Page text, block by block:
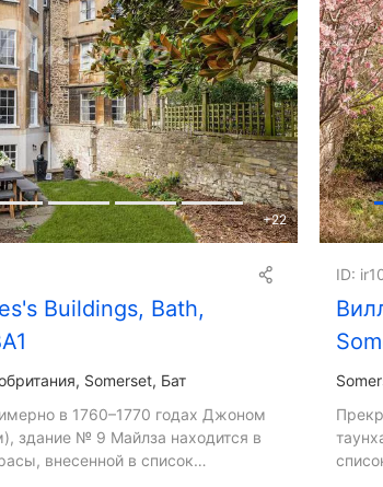
+22
Buildings, Bath,
Somerset, Бат
в 1760–1770 годах Джоном
здание № 9 Майлза находится в
внесенной в список
ID: